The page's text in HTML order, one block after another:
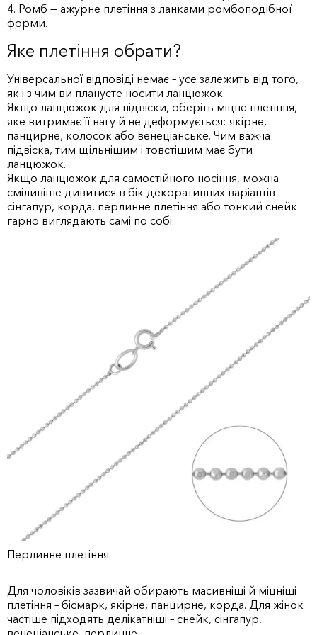
4. Ромб — ажурне плетіння з ланками ромбоподібної
форми.
Яке плетіння обрати?
Універсальної відповіді немає – усе залежить від того,
як і з чим ви плануєте носити ланцюжок.
Якщо ланцюжок для підвіски, оберіть міцне плетіння,
яке витримає її вагу й не деформується: якірне,
панцирне, колосок або венеціанське. Чим важча
підвіска, тим щільнішим і товстішим має бути
ланцюжок.
Якщо ланцюжок для самостійного носіння, можна
сміливіше дивитися в бік декоративних варіантів –
сінгапур, корда, перлинне плетіння або тонкий снейк
гарно виглядають самі по собі.
Перлинне плетіння
Для чоловіків зазвичай обирають масивніші й міцніші
плетіння – бісмарк, якірне, панцирне, корда. Для жінок
частіше підходять делікатніші – снейк, сінгапур,